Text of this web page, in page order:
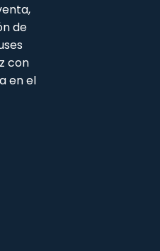
de
con
en el